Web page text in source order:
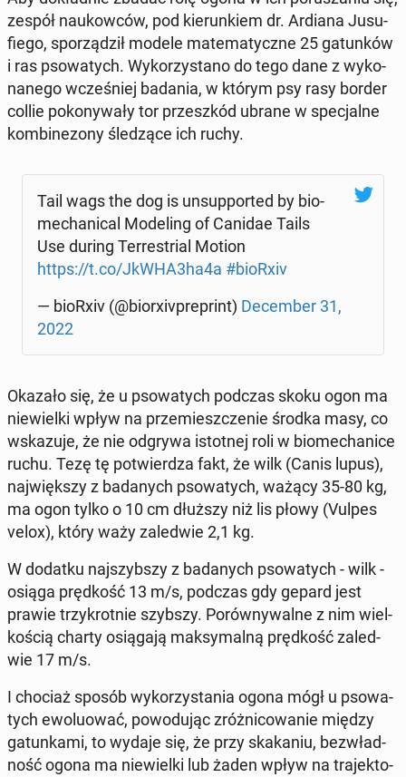
zespół na­ukow­ców, pod kie­run­kiem dr. Ardiana Ju­su­
fie­go, spo­rzą­dził modele ma­te­ma­tycz­ne 25 ga­tun­ków
i ras pso­wa­tych. Wy­ko­rzy­sta­no do tego dane z wy­ko­
na­ne­go wcze­śniej badania, w którym psy rasy border
collie po­ko­ny­wa­ły tor prze­szkód ubrane w spe­cjal­ne
kom­bi­ne­zo­ny śle­dzą­ce ich ruchy.
Tail wags the dog is unsup­por­ted by bio­
me­cha­ni­cal Mo­de­ling of Canidae Tails
Use during Ter­re­strial Motion
https://t.co/JkWHA3ha4a #bioRxiv
— bioRxiv (@bio­rxi­vpre­print) De­cem­ber 31,
2022
Okazało się, że u pso­wa­tych podczas skoku ogon ma
nie­wiel­ki wpływ na prze­miesz­cze­nie środka masy, co
wska­zu­je, że nie odgrywa istot­nej roli w bio­me­cha­ni­ce
ruchu. Tezę tę po­twier­dza fakt, że wilk (Canis lupus),
naj­więk­szy z ba­da­nych pso­wa­tych, ważący 35-80 kg,
ma ogon tylko o 10 cm dłuższy niż lis płowy (Vulpes
velox), który waży za­le­d­wie 2,1 kg.
W dodatku naj­szyb­szy z ba­da­nych pso­wa­tych - wilk -
osiąga pręd­kość 13 m/s, podczas gdy gepard jest
prawie trzy­krot­nie szybszy. Po­rów­ny­wal­ne z nim wiel­
ko­ścią charty osią­ga­ją mak­sy­mal­ną pręd­kość za­le­d­
wie 17 m/s.
I chociaż sposób wy­ko­rzy­sta­nia ogona mógł u pso­wa­
tych ewo­lu­ować, po­wo­du­jąc zróż­ni­co­wa­nie między
ga­tun­ka­mi, to wydaje się, że przy ska­ka­niu, bez­wład­
ność ogona ma nie­wiel­ki lub żaden wpływ na tra­jek­to­